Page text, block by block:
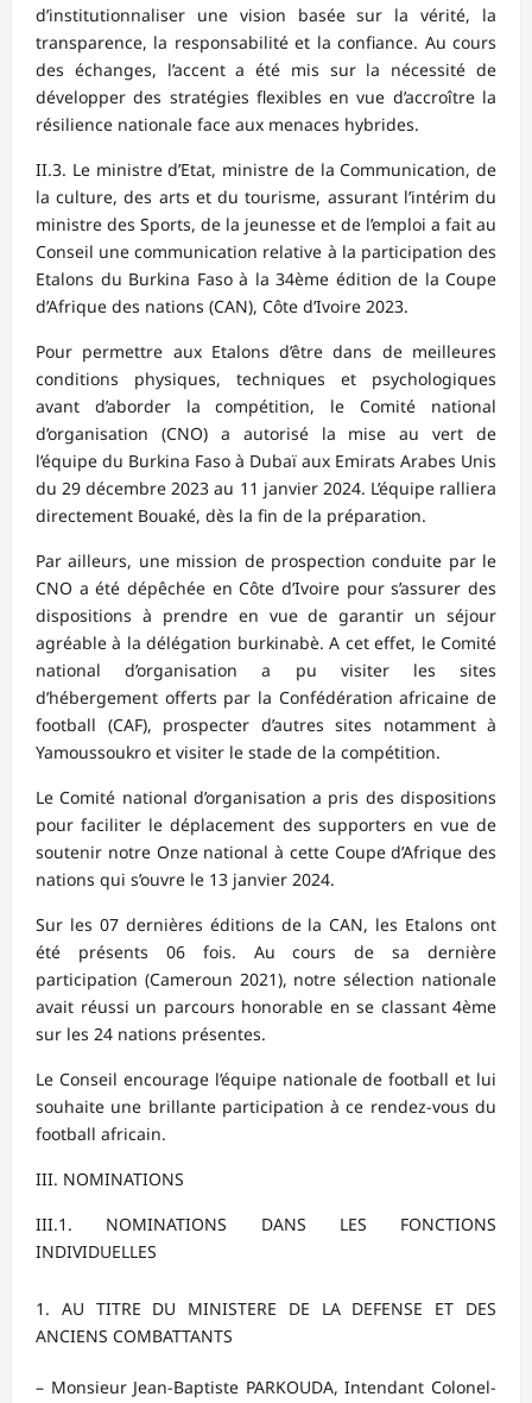
d’institutionnaliser une vision basée sur la vérité, la
transparence, la responsabilité et la confiance. Au cours
des échanges, l’accent a été mis sur la nécessité de
développer des stratégies flexibles en vue d’accroître la
résilience nationale face aux menaces hybrides.
II.3. Le ministre d’Etat, ministre de la Communication, de
la culture, des arts et du tourisme, assurant l’intérim du
ministre des Sports, de la jeunesse et de l’emploi a fait au
Conseil une communication relative à la participation des
Etalons du Burkina Faso à la 34ème édition de la Coupe
d’Afrique des nations (CAN), Côte d’Ivoire 2023.
Pour permettre aux Etalons d’être dans de meilleures
conditions physiques, techniques et psychologiques
avant d’aborder la compétition, le Comité national
d’organisation (CNO) a autorisé la mise au vert de
l’équipe du Burkina Faso à Dubaï aux Emirats Arabes Unis
du 29 décembre 2023 au 11 janvier 2024. L’équipe ralliera
directement Bouaké, dès la fin de la préparation.
Par ailleurs, une mission de prospection conduite par le
CNO a été dépêchée en Côte d’Ivoire pour s’assurer des
dispositions à prendre en vue de garantir un séjour
agréable à la délégation burkinabè. A cet effet, le Comité
national d’organisation a pu visiter les sites
d’hébergement offerts par la Confédération africaine de
football (CAF), prospecter d’autres sites notamment à
Yamoussoukro et visiter le stade de la compétition.
Le Comité national d’organisation a pris des dispositions
pour faciliter le déplacement des supporters en vue de
soutenir notre Onze national à cette Coupe d’Afrique des
nations qui s’ouvre le 13 janvier 2024.
Sur les 07 dernières éditions de la CAN, les Etalons ont
été présents 06 fois. Au cours de sa dernière
participation (Cameroun 2021), notre sélection nationale
avait réussi un parcours honorable en se classant 4ème
sur les 24 nations présentes.
Le Conseil encourage l’équipe nationale de football et lui
souhaite une brillante participation à ce rendez-vous du
football africain.
III. NOMINATIONS
III.1. NOMINATIONS DANS LES FONCTIONS
INDIVIDUELLES
AU TITRE DU MINISTERE DE LA DEFENSE ET DES
ANCIENS COMBATTANTS
– Monsieur Jean-Baptiste PARKOUDA, Intendant Colonel-